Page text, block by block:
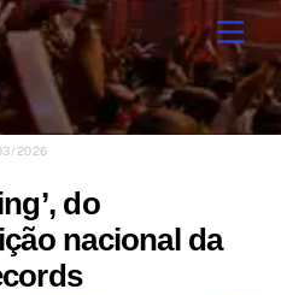
2026
do
nacional da